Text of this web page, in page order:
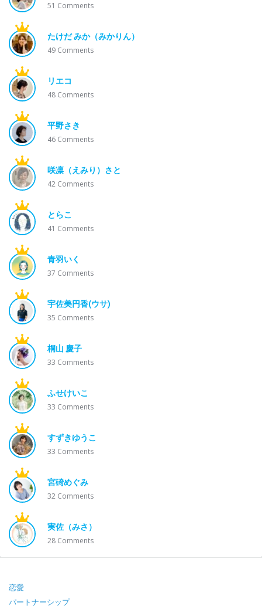
51 Comments
たけだ みか（みかりん）
49 Comments
リエコ
48 Comments
平野さき
46 Comments
咲凛（えみり）さと
42 Comments
とらこ
41 Comments
青羽いく
37 Comments
宇佐美円香(ウサ)
35 Comments
桐山 慶子
33 Comments
ふせけいこ
33 Comments
すずきゆうこ
33 Comments
宮碕めぐみ
32 Comments
実佐（みさ）
28 Comments
Footer
恋愛
パートナーシップ